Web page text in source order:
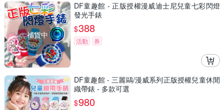
補貨中
DF童趣館 - 正版授權漫威迪士尼兒童七彩閃燈
發光手錶
$388
活動 券
DF童趣館 - 三麗鷗/漫威系列正版授權兒童休閒
織帶錶 - 多款可選
$980